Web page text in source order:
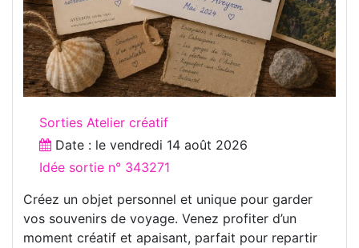
Sorties Atelier créatif
Date : le vendredi 14 août 2026
Idée sortie n° 343271
Créez un objet personnel et unique pour garder
vos souvenirs de voyage. Venez profiter d’un
moment créatif et apaisant, parfait pour repartir